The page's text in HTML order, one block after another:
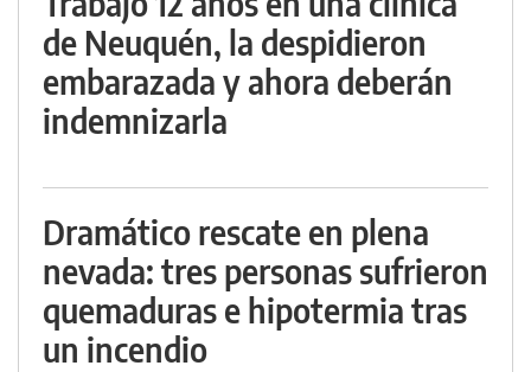
de Neuquén, la despidieron
embarazada y ahora deberán
indemnizarla
Dramático rescate en plena
nevada: tres personas sufrieron
quemaduras e hipotermia tras
un incendio